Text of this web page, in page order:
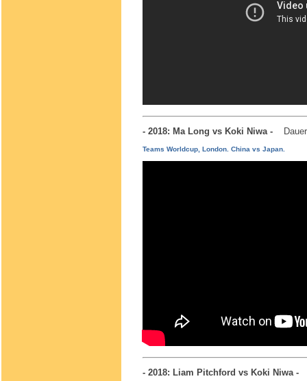
- 2018: Ma Long vs Koki Niwa -
Teams Worldcup, London. China vs Japan.
- 2018: Liam Pitchford vs Koki Niwa